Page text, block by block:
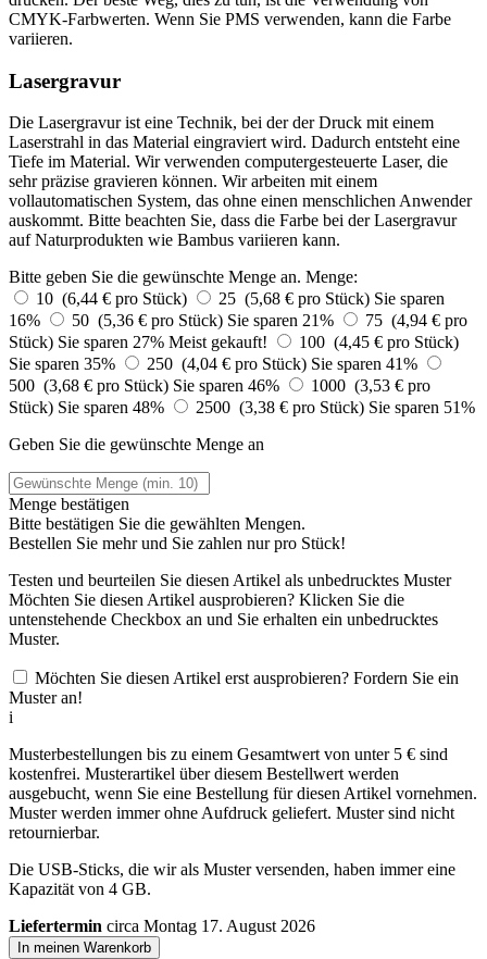
CMYK-Farbwerten. Wenn Sie PMS verwenden, kann die Farbe
variieren.
Lasergravur
Die Lasergravur ist eine Technik, bei der der Druck mit einem
Laserstrahl in das Material eingraviert wird. Dadurch entsteht eine
Tiefe im Material. Wir verwenden computergesteuerte Laser, die
sehr präzise gravieren können. Wir arbeiten mit einem
vollautomatischen System, das ohne einen menschlichen Anwender
auskommt. Bitte beachten Sie, dass die Farbe bei der Lasergravur
auf Naturprodukten wie Bambus variieren kann.
Bitte geben Sie die gewünschte Menge an. Menge:
10 (6,44 € pro Stück)
25 (5,68 € pro Stück) Sie sparen
16%
50 (5,36 € pro Stück) Sie sparen 21%
75 (4,94 € pro
Stück) Sie sparen 27% Meist gekauft!
100 (4,45 € pro Stück)
Sie sparen 35%
250 (4,04 € pro Stück) Sie sparen 41%
500 (3,68 € pro Stück) Sie sparen 46%
1000 (3,53 € pro
Stück) Sie sparen 48% 2500 (3,38 € pro Stück) Sie sparen 51%
Geben Sie die gewünschte Menge an
Menge bestätigen
Bitte bestätigen Sie die gewählten Mengen.
Bestellen Sie mehr und Sie zahlen nurpro Stück!
Testen und beurteilen Sie diesen Artikel als unbedrucktes Muster
Möchten Sie diesen Artikel ausprobieren? Klicken Sie die
untenstehende Checkbox an und Sie erhalten ein unbedrucktes
Muster.
Möchten Sie diesen Artikel erst ausprobieren? Fordern Sie ein
Muster an!
i
Musterbestellungen bis zu einem Gesamtwert von unter 5 € sind
kostenfrei. Musterartikel über diesem Bestellwert werden
ausgebucht, wenn Sie eine Bestellung für diesen Artikel vornehmen.
Muster werden immer ohne Aufdruck geliefert. Muster sind nicht
retournierbar.
Die USB-Sticks, die wir als Muster versenden, haben immer eine
Kapazität von 4 GB.
Liefertermin circa Montag 17. August 2026
In meinen Warenkorb